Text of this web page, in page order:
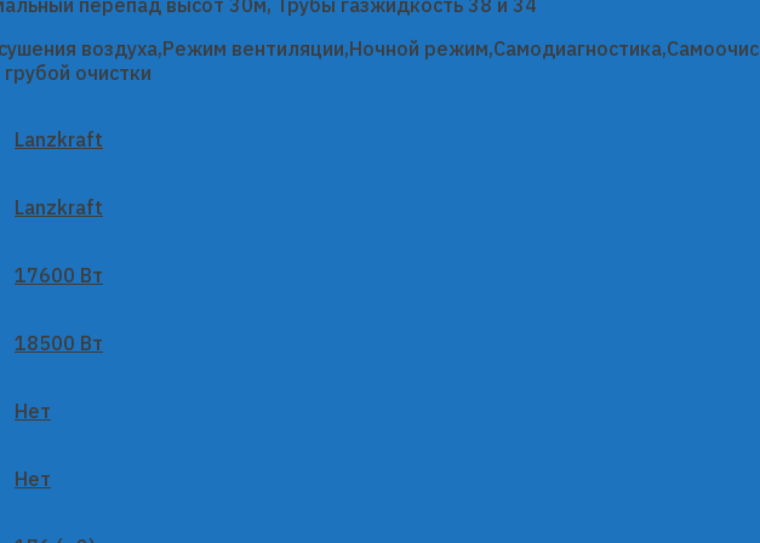
воздуха,Режим вентиляции,Ночной
очистки
Lanzkraft
Lanzkraft
17600 Вт
18500 Вт
Нет
Нет